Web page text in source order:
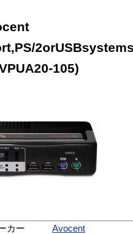
105)
カー
Avocent